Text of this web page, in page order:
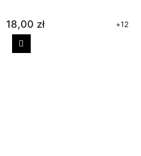
18,00 zł +12
Poprzedni